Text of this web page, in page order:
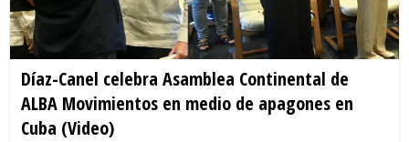
Díaz-Canel celebra Asamblea Continental de
ALBA Movimientos en medio de apagones en
Cuba (Video)